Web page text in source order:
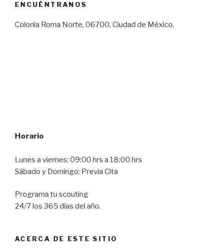
ENCUÉNTRANOS
Colonia Roma Norte, 06700, Ciudad de México.
Horario
Lunes a viernes: 09:00 hrs a 18:00 hrs
Sábado y Domingo: Previa Cita
Programa tu scouting
24/7 los 365 días del año.
ACERCA DE ESTE SITIO